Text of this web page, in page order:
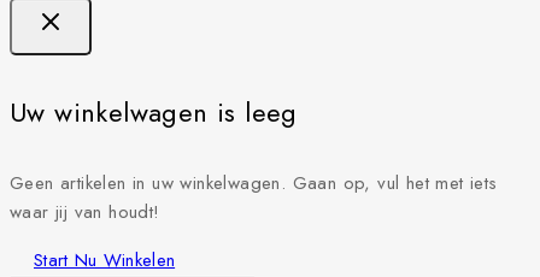
Uw winkelwagen is leeg
Geen artikelen in uw winkelwagen. Gaan op, vul het met iets
waar jij van houdt!
Start Nu Winkelen